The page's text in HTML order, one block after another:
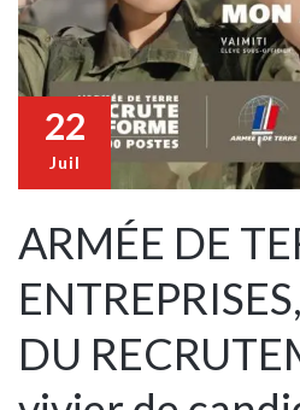
22
Juil
ARMÉE DE
DU